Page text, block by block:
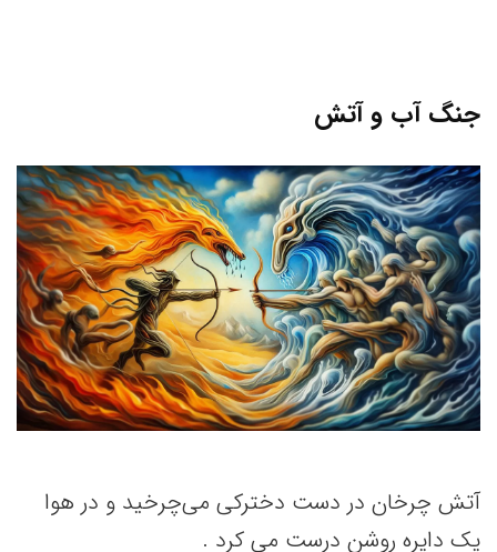
جنگ آب و آتش
آتش چرخان در دست دخترکی می‌چرخید و در هوا
یک دایره روشن درست می کرد .